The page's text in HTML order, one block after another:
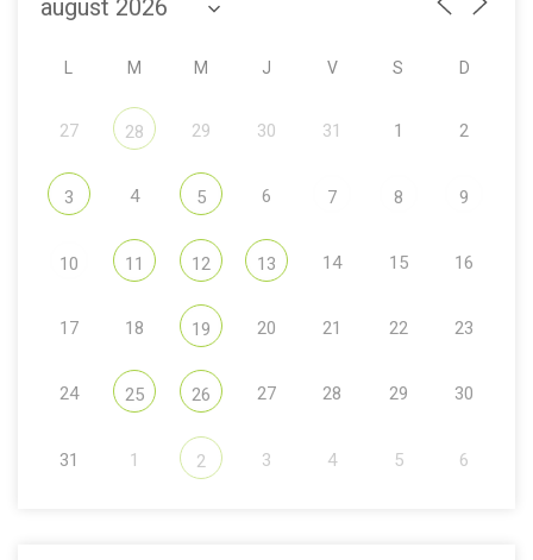
M M J V S D
27 28 29 30 31 1 2
3 4 5 6 7 8 9
10 11 12 13 14 15 16
17 18 19 20 21 22 23
24 25 26 27 28 29 30
31 1 2 3 4 5 6